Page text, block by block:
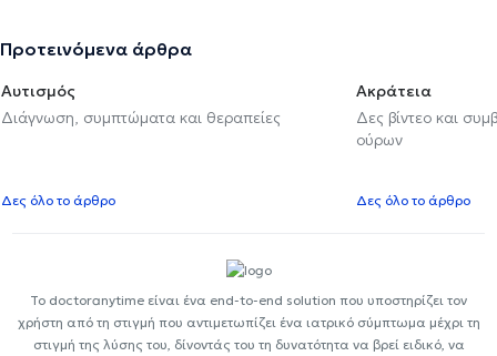
Προτεινόμενα άρθρα
Αυτισμός
Διάγνωση, συμπτώματα και θεραπείες
Δες όλο το άρθρο
Ακράτεια
Δες βίντεο και
ούρων
Δες όλο το άρθρο
Το doctoranytime είναι ένα end-to-end solution που υποστηρίζει τον
χρήστη από τη στιγμή που αντιμετωπίζει ένα ιατρικό σύμπτωμα μέχρι τη
στιγμή της λύσης του, δίνοντάς του τη δυνατότητα να βρεί ειδικό, να